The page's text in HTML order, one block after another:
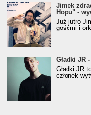
Jimek zdradza
Hopu" - wywiad
Jimek
Hopu" -
Już jutro
gośćmi i
Gładki JR -Gładki JR
Gładki JR
członek